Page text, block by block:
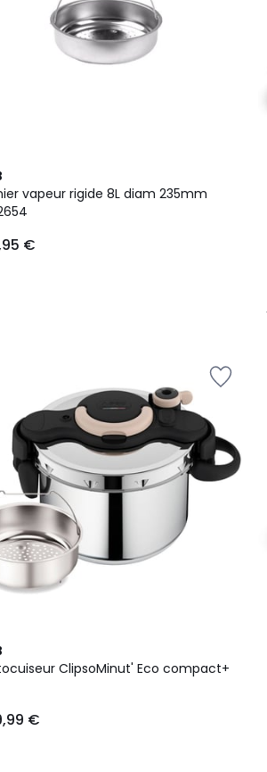
vapeur rigide 8L diam 235mm
€
ClipsoMinut' Eco compact+
€